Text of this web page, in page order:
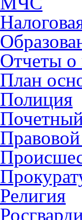
Отчеты о
План
Полиция
Религия